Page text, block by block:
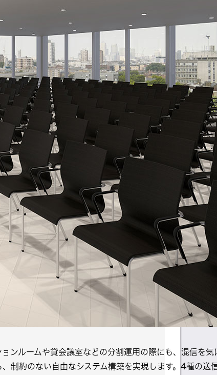
ルームや貸会議室などの分割運用の際にも、混信を
約のない自由なシステム構築を実現します。4種の